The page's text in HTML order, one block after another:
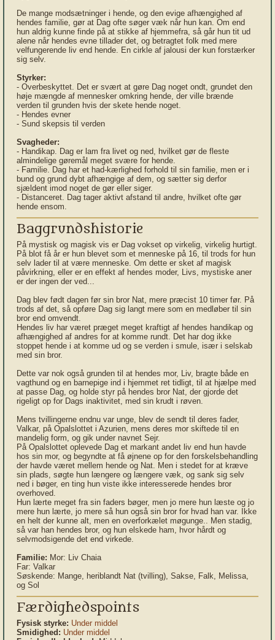
De mange modsætninger i hende, og den evige afhængighed af
hendes familie, gør at Dag ofte søger væk når hun kan. Om end
hun aldrig kunne finde på at stikke af hjemmefra, så går hun tit ud
alene når hendes evne tillader det, og betragtet folk med mere
velfungerende liv end hende. En cirkle af jalousi der kun forstærker
sig selv.
Styrker:
- Overbeskyttet. Det er svært at gøre Dag noget ondt, grundet den
høje mængde af mennesker omkring hende, der ville brænde
verden til grunden hvis der skete hende noget.
- Hendes evner
- Sund skepsis til verden
Svagheder:
- Handikap. Dag er lam fra livet og ned, hvilket gør de fleste
almindelige gøremål meget svære for hende.
- Familie. Dag har et had-kærlighed forhold til sin familie, men er i
bund og grund dybt afhængige af dem, og sætter sig derfor
sjældent imod noget de gør eller siger.
- Distanceret. Dag tager aktivt afstand til andre, hvilket ofte gør
hende ensom.
Baggrundshistorie
På mystisk og magisk vis er Dag vokset op virkelig, virkelig hurtigt.
På blot få år er hun blevet som et menneske på 16, til trods for hun
selv lader til at være menneske. Om dette er sket af magisk
påvirkning, eller er en effekt af hendes moder, Livs, mystiske aner
er der ingen der ved...
Dag blev født dagen før sin bror Nat, mere præcist 10 timer før. På
trods af det, så opføre Dag sig langt mere som en medløber til sin
bror end omvendt.
Hendes liv har været præget meget kraftigt af hendes handikap og
afhængighed af andres for at komme rundt. Det har dog ikke
stoppet hende i at komme ud og se verden i smule, især i selskab
med sin bror.
Dette var nok også grunden til at hendes mor, Liv, bragte både en
vagthund og en barnepige ind i hjemmet ret tidligt, til at hjælpe med
at passe Dag, og holde styr på hendes bror Nat, der gjorde det
rigeligt op for Dags inaktivitet, med sin krudt i røven.
Mens tvillingerne endnu var unge, blev de sendt til deres fader,
Valkar, på Opalslottet i Azurien, mens deres mor skiftede til en
mandelig form, og gik under navnet Sejr.
På Opalslottet oplevede Dag et markant andet liv end hun havde
hos sin mor, og begyndte at få øjnene op for den forskelsbehandling
der havde været mellem hende og Nat. Men i stedet for at kræve
sin plads, søgte hun længere og længere væk, og sank sig selv
ned i bøger, en ting hun viste ikke interesserede hendes bror
overhoved.
Hun lærte meget fra sin faders bøger, men jo mere hun læste og jo
mere hun lærte, jo mere så hun også sin bror for hvad han var. Ikke
en helt der kunne alt, men en overforkælet møgunge.. Men stadig,
så var han hendes bror, og hun elskede ham, hvor hårdt og
selvmodsigende det end virkede.
Familie: Mor: Liv Chaia
Far: Valkar
Søskende: Mange, heriblandt Nat (tvilling), Sakse, Falk, Melissa,
og Sol
Færdighedspoints
Fysisk styrke: Under middel
Smidighed: Under middel